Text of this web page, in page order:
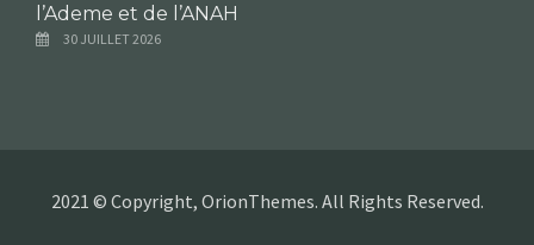
l’Ademe et de l’ANAH
30 JUILLET 2026
2021 © Copyright, OrionThemes. All Rights Reserved.